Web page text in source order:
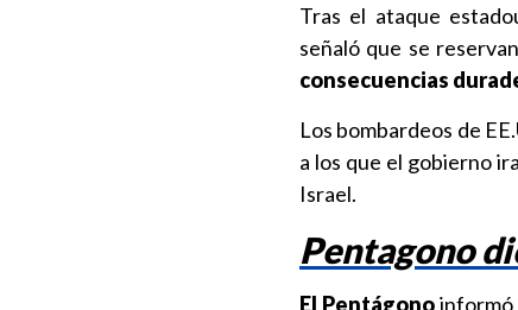
Tras el ataque
señaló que se reservan
consecuencias
Los bombardeos de
a los que el gobierno
Israel.
Pentagono
El Pentágonoinformó